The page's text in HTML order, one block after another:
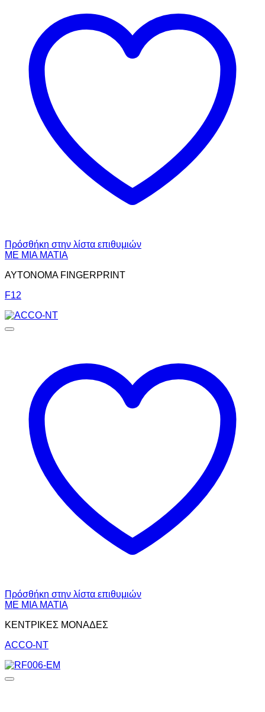
Πρόσθήκη στην λίστα επιθυμιών
ΜΕ ΜΙΑ ΜΑΤΙΑ
AYTONOMA FINGERPRINT
F12
Πρόσθήκη στην λίστα επιθυμιών
ΜΕ ΜΙΑ ΜΑΤΙΑ
ΚΕΝΤΡΙΚΕΣ ΜΟΝΑΔΕΣ
ACCO-NT